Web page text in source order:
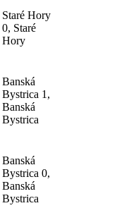
Staré Hory
0, Staré
Hory
Banská
Bystrica 1,
Banská
Bystrica
Banská
Bystrica 0,
Banská
Bystrica